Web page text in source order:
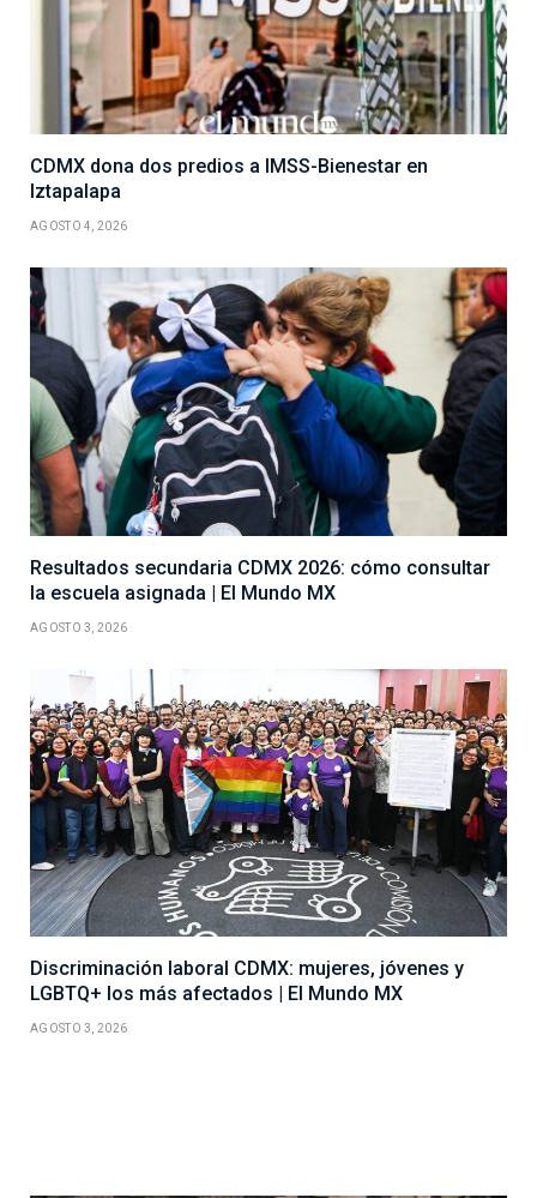
CDMX dona dos predios a IMSS-Bienestar en
Iztapalapa
AGOSTO 4, 2026
Resultados secundaria CDMX 2026: cómo consultar
la escuela asignada | El Mundo MX
AGOSTO 3, 2026
Discriminación laboral CDMX: mujeres, jóvenes y
LGBTQ+ los más afectados | El Mundo MX
AGOSTO 3, 2026